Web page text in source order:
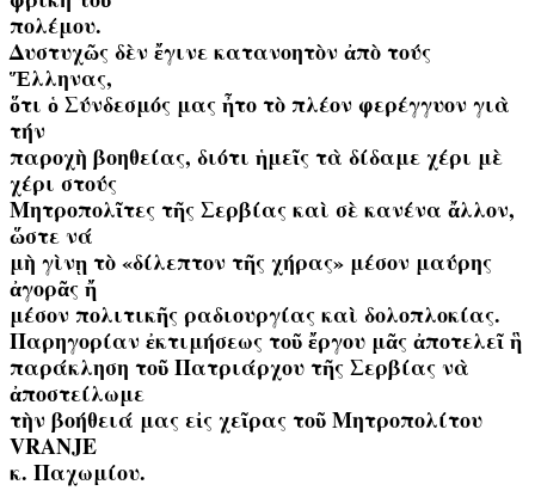
πολέμου.
Δυστυχῶς δὲν ἔγινε κατανοητὸν ἀπὸ τούς
Ἕλληνας,
ὅτι ὁ Σύνδεσμός μας ἦτο τὸ πλέον φερέγγυον γιὰ
τήν
παροχὴ βοηθείας, διότι ἡμεῖς τὰ δίδαμε χέρι μὲ
χέρι στούς
Μητροπολῖτες τῆς Σερβίας καὶ σὲ κανένα ἄλλον,
ὥστε νά
μὴ γὶνῃ τὸ «δίλεπτον τῆς χήρας» μέσον μαύρης
ἀγορᾶς ἤ
μέσον πολιτικῆς ραδιουργίας καὶ δολοπλοκίας.
Παρηγορίαν ἐκτιμήσεως τοῦ ἔργου μᾶς ἀποτελεῖ ἣ
παράκληση τοῦ Πατριάρχου τῆς Σερβίας νὰ
ἀποστείλωμε
τὴν βοήθειά μας εἰς χεῖρας τοῦ Μητροπολίτου
VRANJE
κ. Παχωμίου.